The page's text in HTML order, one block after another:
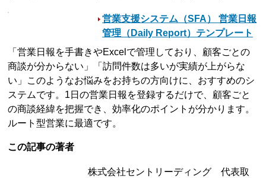
営業支援システム（SFA） 営業日報
管理（Daily Report）テンプレート
「営業日報を手書きやExcelで管理しており、顧客ごとの
商談が分からない」「訪問件数は多いが実績が上がらな
い」このようなお悩みをお持ちの方向けに、おすすめのシ
ステムです。1日の営業日報を登録するだけで、顧客ごと
の商談経緯を把握でき、効率化のポイントが分かります。
ルート型営業に最適です。
この記事の著者
株式会社セントリーディング 代表取